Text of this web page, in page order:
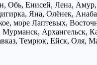
Енисей, Лена,
Яна, Олёнек,
море Лаптевых,
Архангельск,
Темрюк, Ейск, Оля,